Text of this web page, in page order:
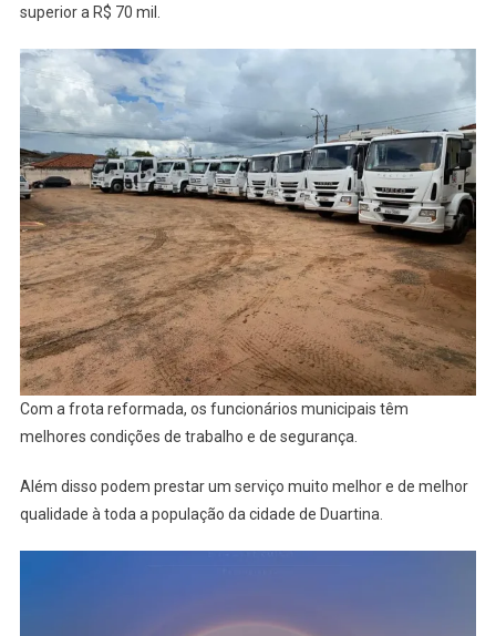
JÁ
O
ANO
COM
MUITO
superior a R$ 70 mil.
Com a frota reformada, os funcionários municipais têm
melhores condições de trabalho e de segurança.
Além disso podem prestar um serviço muito melhor e de melhor
qualidade à toda a população da cidade de Duartina.